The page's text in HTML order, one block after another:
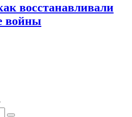
восстанавливали
войны